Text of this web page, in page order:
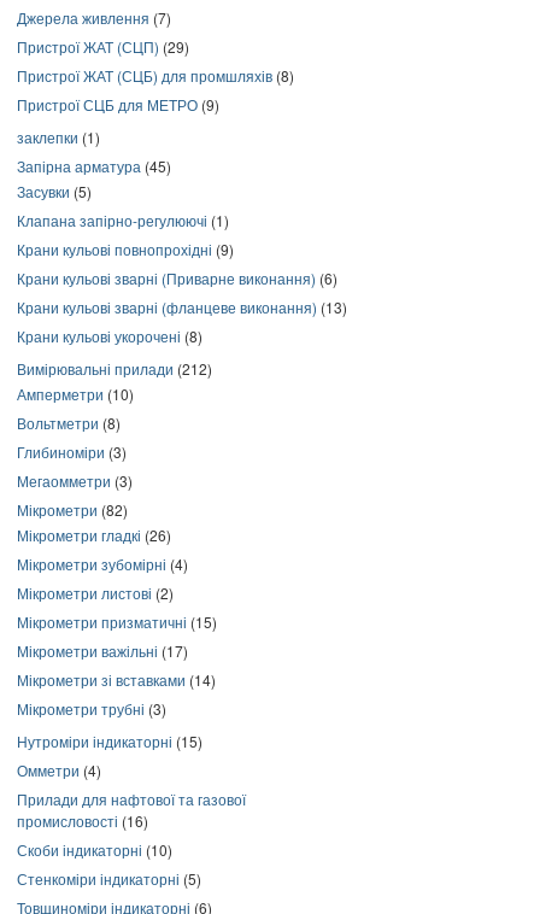
Джерела живлення (7)
Пристрої ЖАТ (СЦП) (29)
Пристрої ЖАТ (СЦБ) для промшляхів (8)
Пристрої СЦБ для МЕТРО (9)
заклепки (1)
Запірна арматура (45)
Засувки (5)
Клапана запірно-регулюючі (1)
Крани кульові повнопрохідні (9)
Крани кульові зварні (Приварне виконання) (6)
Крани кульові зварні (фланцеве виконання) (13)
Крани кульові укорочені (8)
Вимірювальні прилади (212)
Амперметри (10)
Вольтметри (8)
Глибиноміри (3)
Мегаомметри (3)
Мікрометри (82)
Мікрометри гладкі (26)
Мікрометри зубомірні (4)
Мікрометри листові (2)
Мікрометри призматичні (15)
Мікрометри важільні (17)
Мікрометри зі вставками (14)
Мікрометри трубні (3)
Нутроміри індикаторні (15)
Омметри (4)
Прилади для нафтової та газової
промисловості (16)
Скоби індикаторні (10)
Стенкоміри індикаторні (5)
Товщиноміри індикаторні (6)